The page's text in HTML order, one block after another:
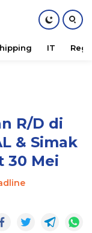
IT
R/D di
& Simak
30 Mei